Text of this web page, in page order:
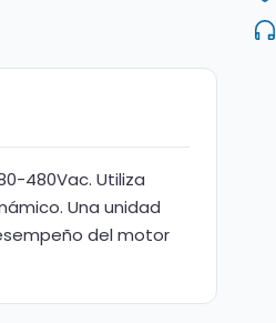
480Vac. Utiliza
Una unidad
del motor